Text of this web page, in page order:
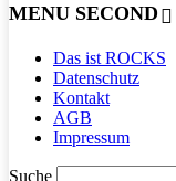
MENU SECOND
Das ist ROCKS
Datenschutz
Kontakt
AGB
Impressum
Suche